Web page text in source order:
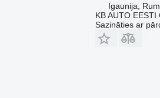
Igaunija,
KB AUTO EESTI
Sazināties ar